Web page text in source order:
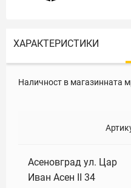
ХАРАКТЕРИСТИКИ
Наличност в магазинната
Асеновград ул. Цар
Иван Асен II 34